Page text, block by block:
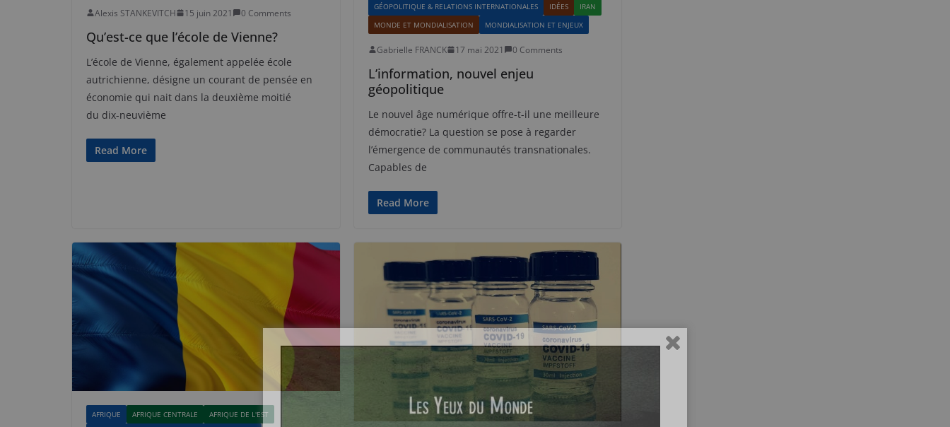
Alexis STANKEVITCH 15 juin 2021 0 Comments
Qu’est-ce que l’école de Vienne?
L’école de Vienne, également appelée école
autrichienne, désigne un courant de pensée en
économie qui nait dans la deuxième moitié
du dix-neuvième
Read More
GÉOPOLITIQUE & RELATIONS INTERNATIONALES
IDÉES
IRAN
MONDE ET MONDIALISATION
MONDIALISATION ET ENJEUX
Gabrielle FRANCK 17 mai 2021 0 Comments
L’information, nouvel enjeu
géopolitique
Le nouvel âge numérique offre-t-il une meilleure
démocratie? La question se pose à regarder
l’émergence de communautés transnationales.
Capables de
Read More
AFRIQUE AFRIQUE CENTRALE
AFRIQUE DE L'EST